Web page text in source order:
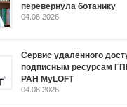
перевернула ботанику
04.08.2026
Сервис удалённого
подписным ресурсам
РАН MyLOFT
04.08.2026